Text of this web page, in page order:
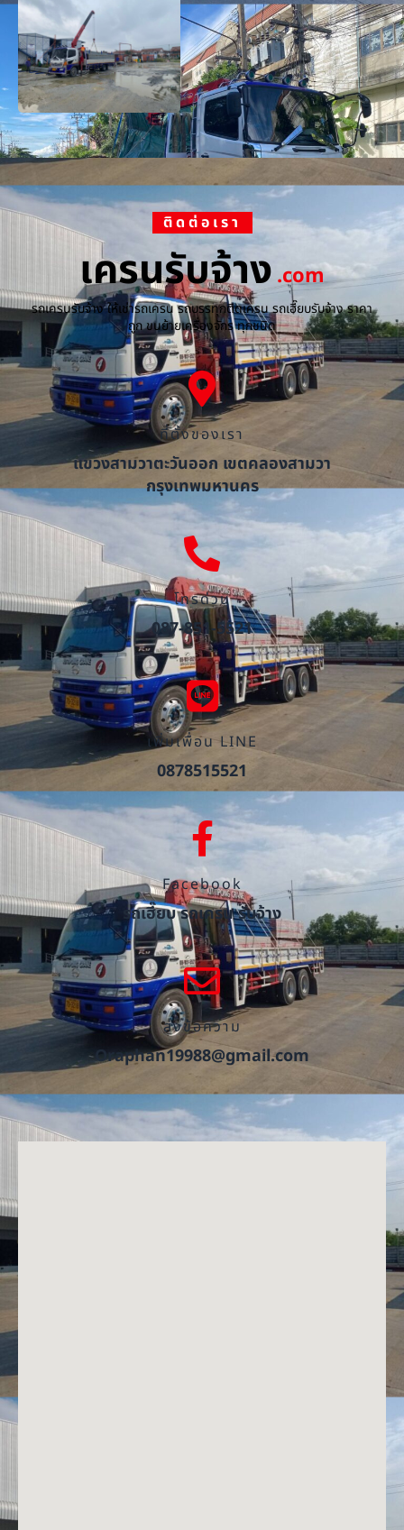
ติดต่อเรา
เครนรับจ้าง.com
รถเครนรับจ้าง ให้เช่ารถเครน รถบรรทุกติดเครน รถเฮี๊ยบรับจ้าง ราคา
ถูก ขนย้ายเครื่องจักร ทุกชนิด
ที่ตั้งของเรา
แขวงสามวาตะวันออก เขตคลองสามวา
กรุงเทพมหานคร
โทรด่วน
087-851-5521
เพิ่มเพื่อน LINE
0878515521
Facebook
รถเฮี๊ยบ รถเครน รับจ้าง
ส่งข้อความ
Oraphan19988@gmail.com